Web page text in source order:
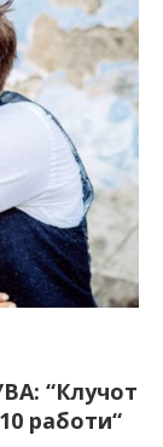
“Клучот
работи“